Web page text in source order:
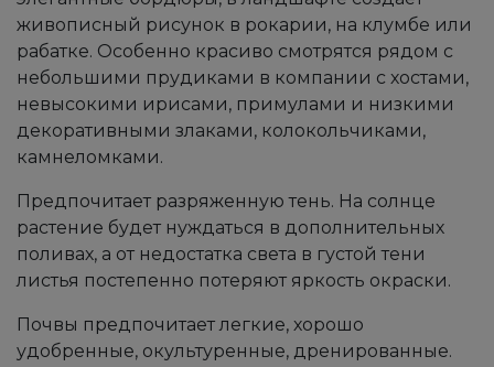
живописный рисунок в рокарии, на клумбе или
рабатке. Особенно красиво смотрятся рядом с
небольшими прудиками в компании с хостами,
невысокими ирисами, примулами и низкими
декоративными злаками, колокольчиками,
камнеломками.
Предпочитает разряженную тень. На солнце
растение будет нуждаться в дополнительных
поливах, а от недостатка света в густой тени
листья постепенно потеряют яркость окраски.
Почвы предпочитает легкие, хорошо
удобренные, окультуренные, дренированные.